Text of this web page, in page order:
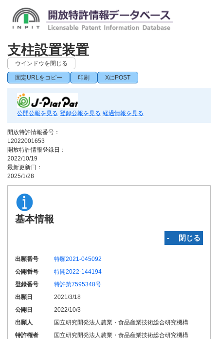
支柱設置装置
ウインドウを閉じる
固定URLをコピー 印刷 XにPOST
公開公報を見る 登録公報を見る 経過情報を見る
開放特許情報番号：
L2022001653
開放特許情報登録日：
2022/10/19
最新更新日：
2025/1/28
基本情報
‐ 閉じる
出願番号
特願2021-045092
公開番号
特開2022-144194
登録番号
特許第7595348号
出願日
2021/3/18
公開日
2022/10/3
出願人
国立研究開発法人農業・食品産業技術総合研究機構
特許権者
国立研究開発法人農業・食品産業技術総合研究機構